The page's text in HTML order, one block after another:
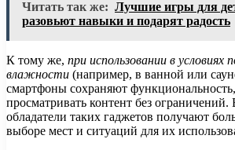
Читать так же: Лучшие игры для
разовьют навыки и подарят радость
К тому же, при использовании в условиях
влажности (например, в ванной или
смартфоны сохраняют
просматривать контент без ограничений.
обладатели таких гаджетов получают
выборе мест и ситуаций для их